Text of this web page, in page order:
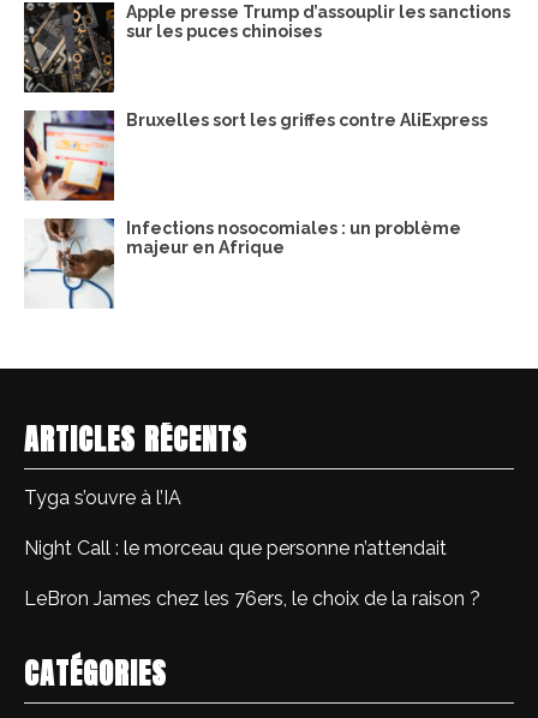
Apple presse Trump d’assouplir les sanctions
sur les puces chinoises
Bruxelles sort les griffes contre AliExpress
Infections nosocomiales : un problème
majeur en Afrique
ARTICLES RÉCENTS
Tyga s’ouvre à l’IA
Night Call : le morceau que personne n’attendait
LeBron James chez les 76ers, le choix de la raison ?
CATÉGORIES